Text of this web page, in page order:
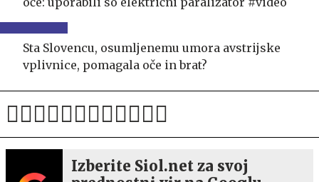
Sta Slovencu, osumljenemu umora avstrijske
vplivnice, pomagala oče in brat?
Izberite Siol.net za svoj